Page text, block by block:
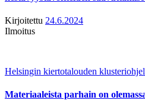
Kirjoitettu 24.6.2024
Ilmoitus
Helsingin kiertotalouden
Materiaaleista parhain on